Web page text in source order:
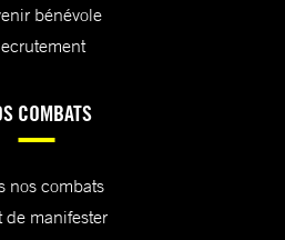
bénévole
COMBATS
nos combats
de manifester